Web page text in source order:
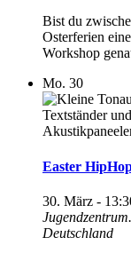
Bist du
Osterferien
Workshop
Mo. 30
Easter
30. März -
Deutschland